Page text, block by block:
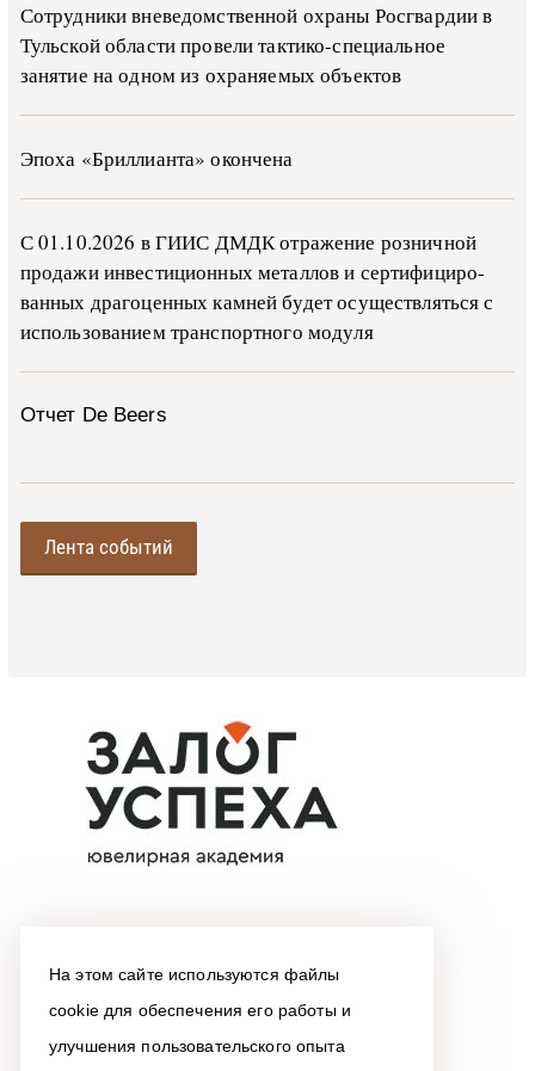
На этом сайте используются файлы
cookie для обеспечения его работы и
улучшения пользовательского опыта
Сотрудники вневедомственной охраны Росгвардии в
Тульской области провели тактико-специальное
занятие на одном из охраняемых объектов
Эпоха «Бриллианта» окончена
С 01.10.2026 в ГИИС ДМДК от­ра­же­ние роз­ни­ч­ной
про­да­жи ин­ве­сти­ци­он­ных ме­тал­лов и сер­ти­фи­ци­ро­
ван­ных дра­го­цен­ных ка­м­ней бу­дет осу­ще­ств­лять­ся с
ис­поль­зо­ва­ни­ем тран­с­пор­т­но­го мо­ду­ля
Отчет De Beers
Лента событий